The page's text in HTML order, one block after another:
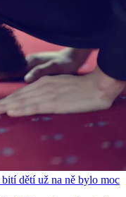
dětí už na ně bylo moc